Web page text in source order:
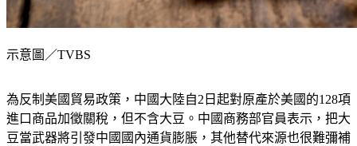
示意圖／TVBS
為反制美國貿易政策，中國大陸自2日起對原產於美國的128項
進口商品加徵關稅，但不含大豆。中國商務部官員表示，把大
豆當武器將引發中國國內通貨膨脹，其他替代來源也很難彌補